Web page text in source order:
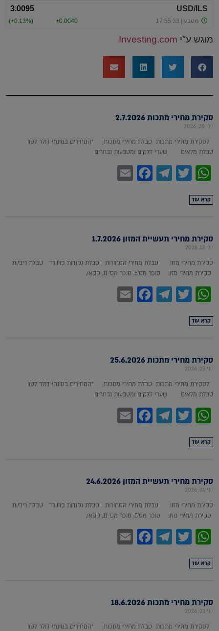
מוגש ע"י Investing.com
סקירת מחירי מתכות 2.7.2026
יולי 20, 2026
לסקירת מחירי מתכות טבלת מחירי מתכות *המחירים במונחי דולר לטון
טבלת מלאים שערי דלקים ומטבעות נבחרים
WhatsApp
Twitter
Telegram
Facebook
קרא עוד
סקירת מחירי תעשיית המזון 1.7.2026
יולי 13, 2026
סקירת מחירי מזון טבלת מחירי הסחורות טבלת נקודות פרוורד טבלת ריביות
סקירת מחירי מזון סוכר מס'5, סוכר מס' 11, קקאו,
WhatsApp
Twitter
Telegram
Facebook
קרא עוד
סקירת מחירי מתכות 25.6.2026
יוני 28, 2026
לסקירת מחירי מתכות טבלת מחירי מתכות *המחירים במונחי דולר לטון
טבלת מלאים שערי דלקים ומטבעות נבחרים
WhatsApp
Twitter
Telegram
Facebook
קרא עוד
סקירת מחירי תעשיית המזון 24.6.2026
יוני 24, 2026
סקירת מחירי מזון טבלת מחירי הסחורות טבלת נקודות פרוורד טבלת ריביות
סקירת מחירי מזון סוכר מס'5, סוכר מס' 11, קקאו,
WhatsApp
Twitter
Telegram
Facebook
קרא עוד
סקירת מחירי מתכות 18.6.2026
יוני 23, 2026
לסקירת מחירי מתכות טבלת מחירי מתכות *המחירים במונחי דולר לטון